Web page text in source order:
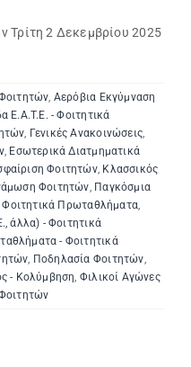
Τρίτη 2 Δεκεμβρίου 2025
, Αερόβια Εκγύμναση
E.A.T.E. - Φοιτητικά
, Γενικές Ανακοινώσεις,
, Εσωτερικά Διατμηματικά
Φοιτητών, Κλασσικός
Φοιτητών, Παγκόσμια
Φοιτητικά Πρωταθλήματα,
άλλα) - Φοιτητικά
- Φοιτητικά
, Ποδηλασία Φοιτητών,
- Κολύμβηση, Φιλικοί Αγώνες